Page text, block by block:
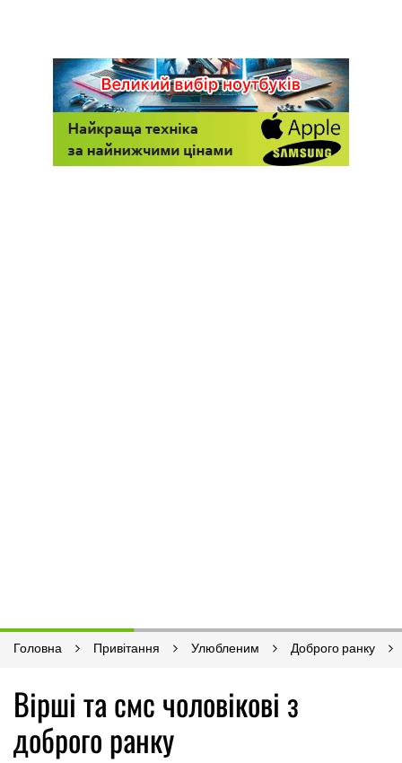
Головна Привітання Улюбленим Доброго ранку
Вірші та смс чоловікові з
доброго ранку